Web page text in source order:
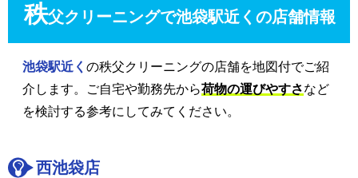
秩父クリーニングで池袋駅近くの店舗情報
池袋駅近く の秩父クリーニングの店舗を地図付でご紹
介します。ご自宅や勤務先から荷物の運びやすさなど
を検討する参考にしてみてください。
西池袋店